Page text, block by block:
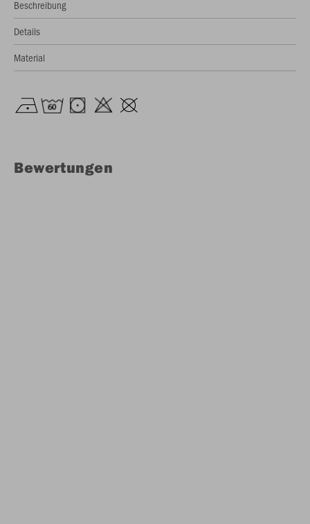
Beschreibung
Details
Material
Bewertungen